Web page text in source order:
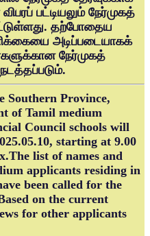
பட்டியலும் நேர்முகத்
தற்போதைய
அடிப்படையாகக்
நேர்முகத்
Southern Province,
of Tamil medium
Council schools will
starting at 9.00
list of names and
applicants residing in
been called for the
on the current
for other applicants